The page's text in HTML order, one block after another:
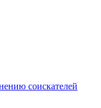
соискателей